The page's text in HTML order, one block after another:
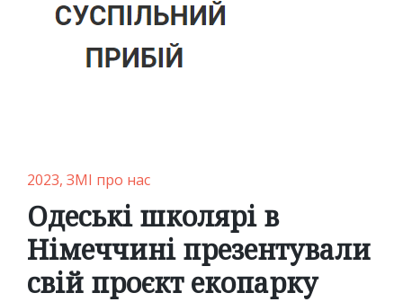
Posted
in
2023 ЗМІ про нас
Одеські школярі в
Німеччині презентували
свій проєкт екопарку